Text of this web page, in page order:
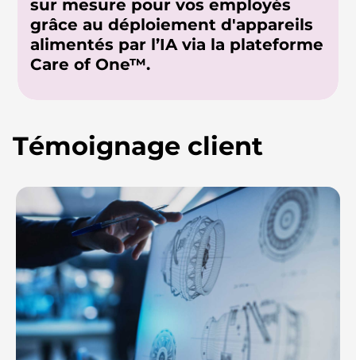
sur mesure pour vos employés
grâce au déploiement d'appareils
alimentés par l’IA via la plateforme
Care of One™.
Témoignage client